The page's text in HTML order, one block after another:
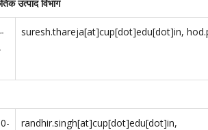
उत्पाद विभाग
suresh.thareja[at]cup[dot]edu[dot]in,
randhir.singh[at]cup[dot]edu[dot]in,